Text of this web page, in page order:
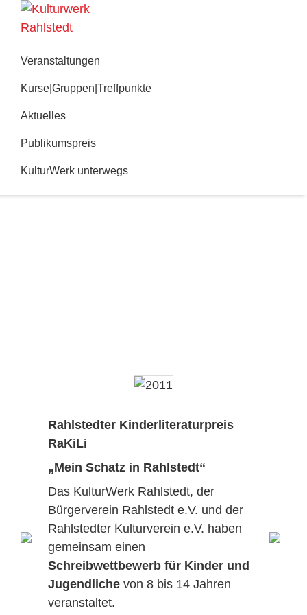
Hauptnavigation
Zum
Inhalt
Rahlstedt
Veranstaltungen
Kurse|Gruppen|Treffpunkte
Aktuelles
Publikumspreis
KulturWerk unterwegs
Rahlstedter Kinderliteraturpreis
RaKiLi
„Mein Schatz in Rahlstedt“
Das KulturWerk Rahlstedt, der
Bürgerverein Rahlstedt e.V. und der
Rahlstedter Kulturverein e.V. haben
gemeinsam einen
Schreibwettbewerb für Kinder und
Jugendliche von 8 bis 14 Jahren
veranstaltet.